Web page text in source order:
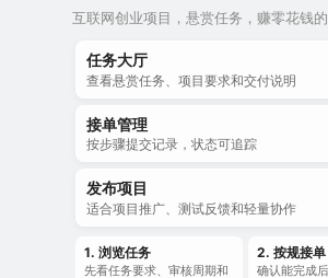
互联网创业项目，悬赏任务，赚零花钱
任务大厅
查看悬赏任务、项目要求和交付说明
接单管理
按步骤提交记录，状态可追踪
发布项目
适合项目推广、测试反馈和轻量协作
1. 浏览任务
先看任务要求、审核周期和
2. 按规接单
确认能完成